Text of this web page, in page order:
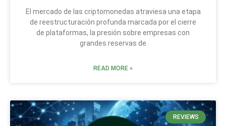
El mercado de las criptomonedas atraviesa una etapa
de reestructuración profunda marcada por el cierre
de plataformas, la presión sobre empresas con
grandes reservas de
READ MORE »
REVIEWS